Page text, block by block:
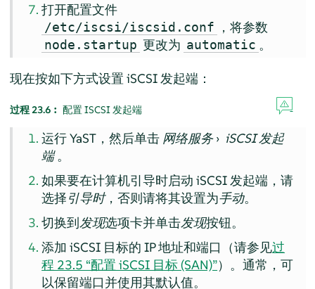
打开配置文件
/etc/iscsi/iscsid.conf ，将参数
node.startup 更改为 automatic 。
现在按如下方式设置 iSCSI 发起端：
过程 23.6︰ 配置 ISCSI 发起端
运行 YaST，然后单击 网络服务› iSCSI 发起
端。
如果要在计算机引导时启动 iSCSI 发起端，请
选择引导时，否则请将其设置为手动。
切换到发现选项卡并单击发现按钮。
添加 iSCSI 目标的 IP 地址和端口（请参见过
程 23.5 “配置 iSCSI 目标 (SAN)”）。通常，可
以保留端口并使用其默认值。